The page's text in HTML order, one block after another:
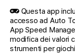
Questa app
accesso ad Auto
App Speed
modifica dei valori
strumenti per